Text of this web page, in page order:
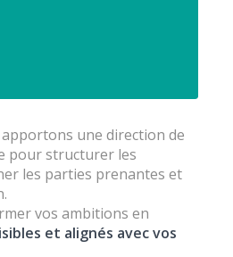
apportons une direction de
pour structurer les
les parties prenantes et
vos ambitions en
et alignés avec vos